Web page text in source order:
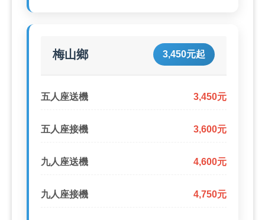
梅山鄉 3,450元起
五人座送機 3,450元
五人座接機 3,600元
九人座送機 4,600元
九人座接機 4,750元